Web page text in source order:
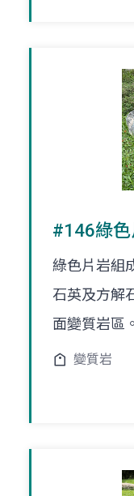
#146綠色
綠色片岩組
石英及方解
面變質岩區。
變質岩